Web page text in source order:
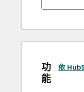
数据删除和
与基本的重
如何匹
功
能
依